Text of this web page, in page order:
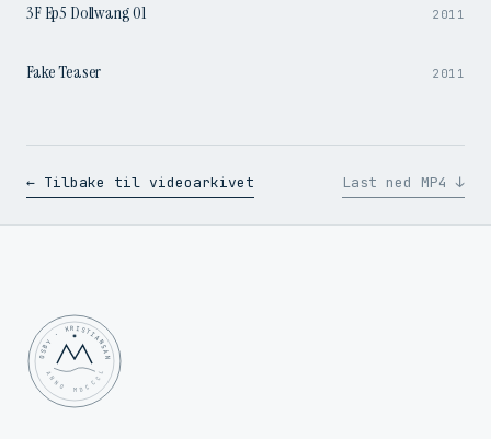
3F Ep5 Dollwang 01 2011
0:47
Fake Teaser 2011
← Tilbake til videoarkivet Last ned MP4 ↓
MOSBY · KRISTIANSAND
✦ ANNO MDCCCL ✦